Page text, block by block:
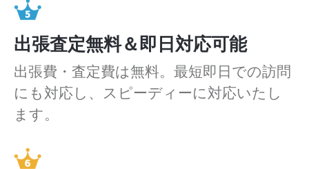
出張査定無料＆即日対応可能
出張費・査定費は無料。最短即日での訪問
にも対応し、スピーディーに対応いたし
ます。